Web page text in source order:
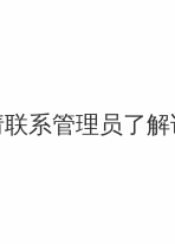
系管理员了